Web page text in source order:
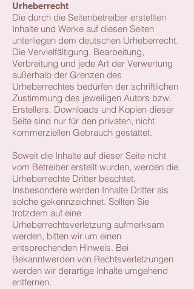
Urheberrecht
Die durch die Seitenbetreiber erstellten
Inhalte und Werke auf diesen Seiten
unterliegen dem deutschen Urheberrecht.
Die Vervielfältigung, Bearbeitung,
Verbreitung und jede Art der Verwertung
außerhalb der Grenzen des
Urheberrechtes bedürfen der schriftlichen
Zustimmung des jeweiligen Autors bzw.
Erstellers. Downloads und Kopien dieser
Seite sind nur für den privaten, nicht
kommerziellen Gebrauch gestattet.
Soweit die Inhalte auf dieser Seite nicht
vom Betreiber erstellt wurden, werden die
Urheberrechte Dritter beachtet.
Insbesondere werden Inhalte Dritter als
solche gekennzeichnet. Sollten Sie
trotzdem auf eine
Urheberrechtsverletzung aufmerksam
werden, bitten wir um einen
entsprechenden Hinweis. Bei
Bekanntwerden von Rechtsverletzungen
werden wir derartige Inhalte umgehend
entfernen.